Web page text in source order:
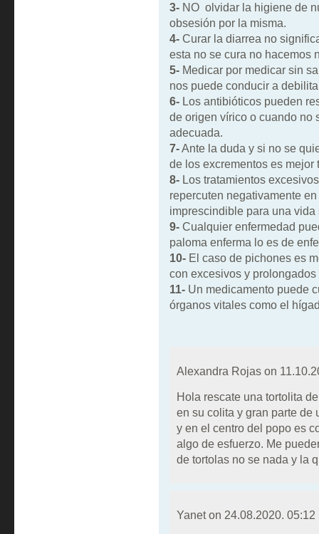
3-NO olvidar la higiene de
obsesión por la misma.
4-Curar la diarrea no
esta no se cura no hacemos
5-Medicar por medicar sin
nos puede conducir a
6- Los antibióticos pueden
de origen vírico o cuando no
adecuada.
7-Ante la duda y si no se
de los excrementos es mejor
8-Los tratamientos
repercuten negativamente
imprescindible para una vida
9-Cualquier enfermedad
paloma enferma lo es de
10-El caso de pichones es
con excesivos y
11-Un medicamento puede
órganos vitales como el
Alexandra Rojas on
Hola rescate una tortolita
en su colita y gran parte de
y en el centro del popo es
algo de esfuerzo. Me
de tortolas no se nada y la
Yanet on 24.08.2020. 05:12